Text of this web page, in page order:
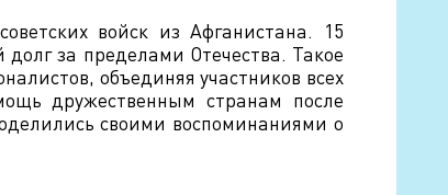
войск из Афганистана. 15
за пределами Отечества. Такое
объединяя участников всех
дружественным странам после
своими воспоминаниями о